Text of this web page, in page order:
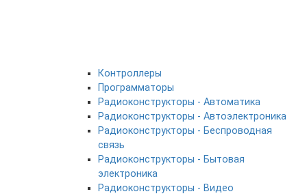
Контроллеры
Программаторы
Радиоконструкторы - Автоматика
Радиоконструкторы - Автоэлектроника
Радиоконструкторы - Беспроводная
связь
Радиоконструкторы - Бытовая
электроника
Радиоконструкторы - Видео